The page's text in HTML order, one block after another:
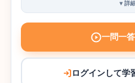
▾詳
一問一
ログインして学